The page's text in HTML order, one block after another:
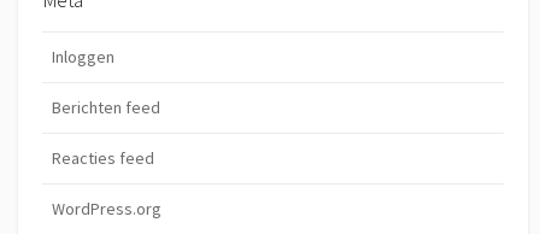
Inloggen
Berichten feed
Reacties feed
WordPress.org